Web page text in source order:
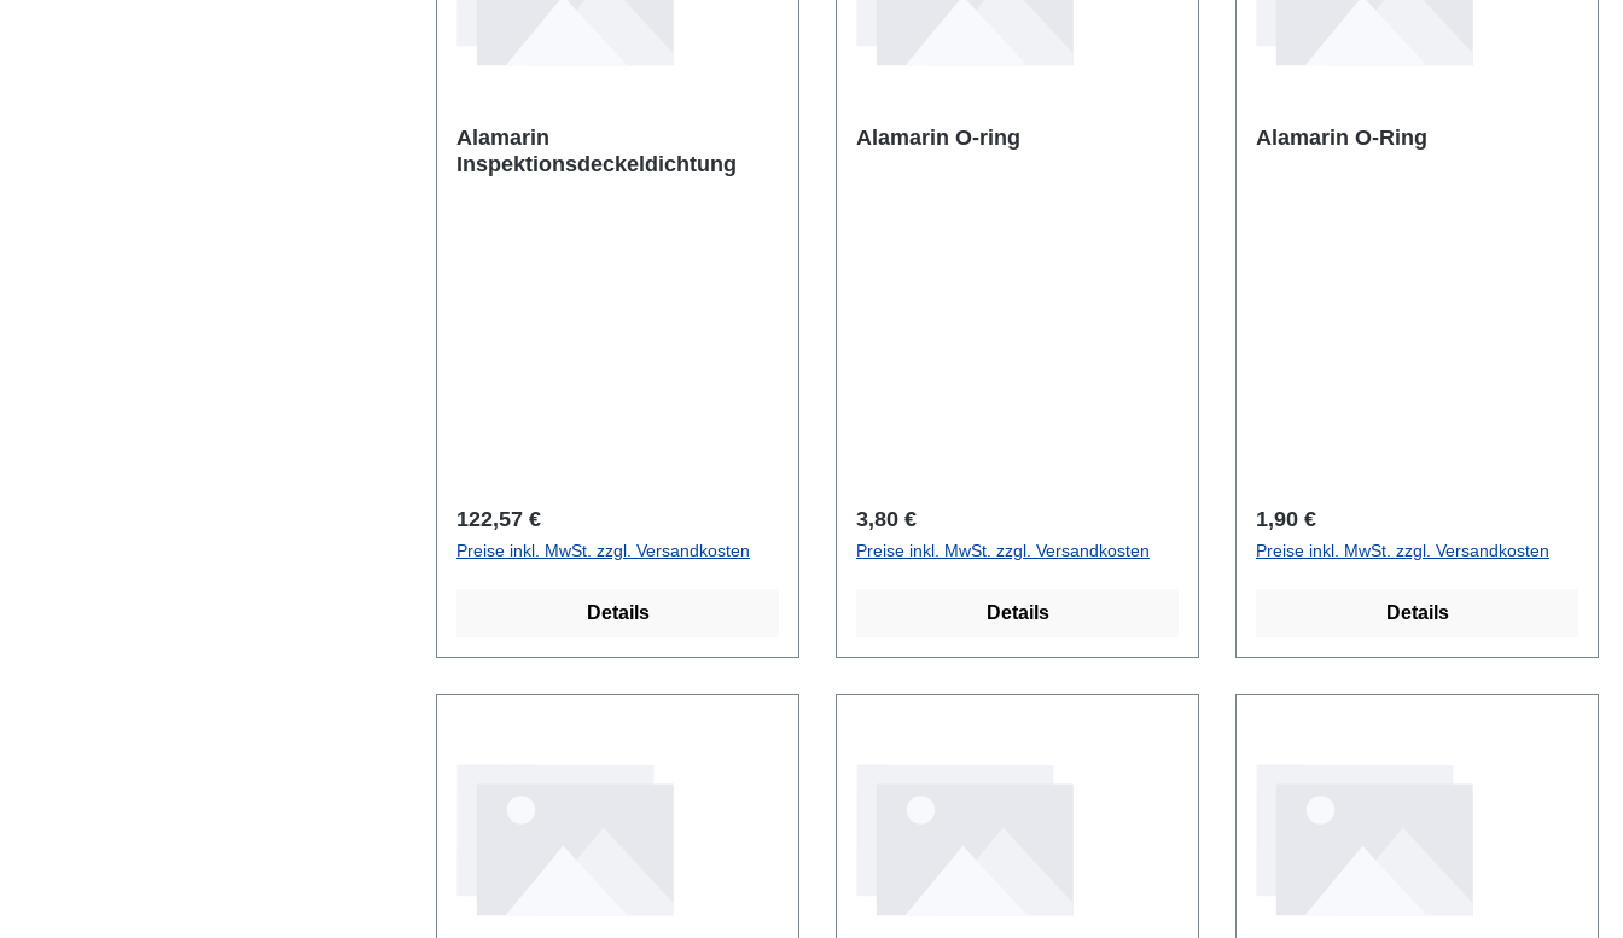
Alamarin
Inspektionsdeckeldichtung
Regulärer Preis:
122,57 €
Preise inkl. MwSt. zzgl. Versandkosten
Details
Alamarin O-ring
Regulärer Preis:
3,80 €
Preise inkl. MwSt. zzgl. Versandkosten
Details
Alamarin O-Ring
Regulärer Preis:
1,90 €
Preise inkl. MwSt. zzgl. Versandkosten
Details